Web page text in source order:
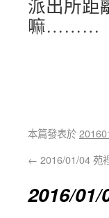
派出所距
嘛………
本篇發表於
← 2016/01/04 苑
2016/01/